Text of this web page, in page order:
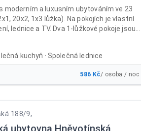
moderním a luxusním ubytováním ve 23
20x2, 1x3 lůžka). Na pokojích je vlastní
lednice a TV. Dva 1-lůžkové pokoje jsou
kol, prádelna, společná kuchyň,
na grilování a zahradní párty. Ubytovna je
celý rok.
kuchyň · Společná lednice
586 Kč/ osoba / noc
188/9,
ubytovna Hněvotínská